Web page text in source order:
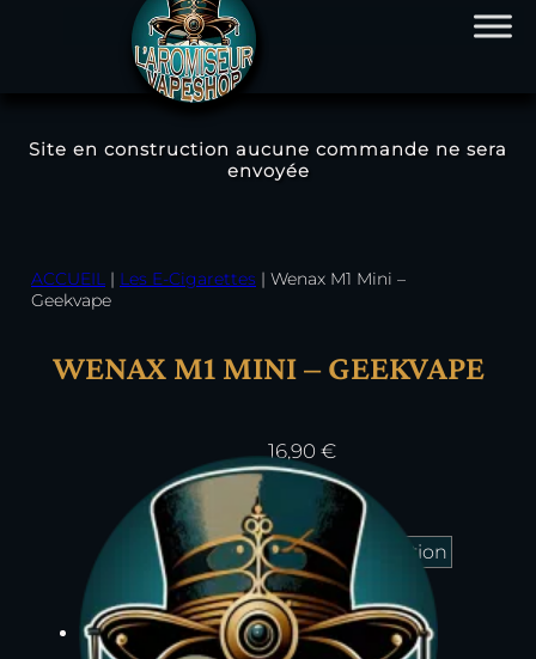
Site en construction aucune commande ne sera
envoyée
ACCUEIL | Les E-Cigarettes | Wenax M1 Mini –
Geekvape
WENAX M1 MINI – GEEKVAPE
16,90 €
Couleur